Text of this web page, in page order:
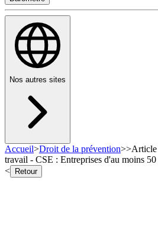
Nos autres sites
Accueil>Droit de la prévention>>Article
travail - CSE : Entreprises d'au moins 50
<
Retour